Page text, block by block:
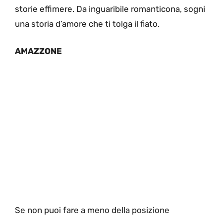
storie effimere. Da inguaribile romanticona, sogni
una storia d’amore che ti tolga il fiato.
AMAZZONE
Se non puoi fare a meno della posizione